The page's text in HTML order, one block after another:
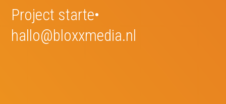
Project sta•
hallo@bloxxmedia.nl